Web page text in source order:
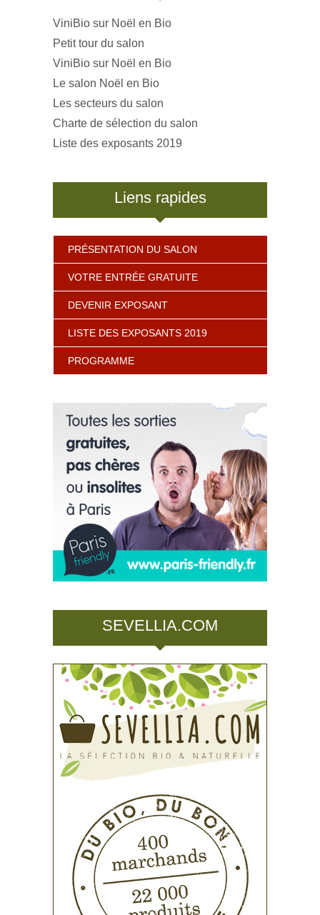
ViniBio sur Noël en Bio
Petit tour du salon
ViniBio sur Noël en Bio
Le salon Noël en Bio
Les secteurs du salon
Charte de sélection du salon
Liste des exposants 2019
Liens rapides
PRÉSENTATION DU SALON
VOTRE ENTRÉE GRATUITE
DEVENIR EXPOSANT
LISTE DES EXPOSANTS 2019
PROGRAMME
SEVELLIA.COM